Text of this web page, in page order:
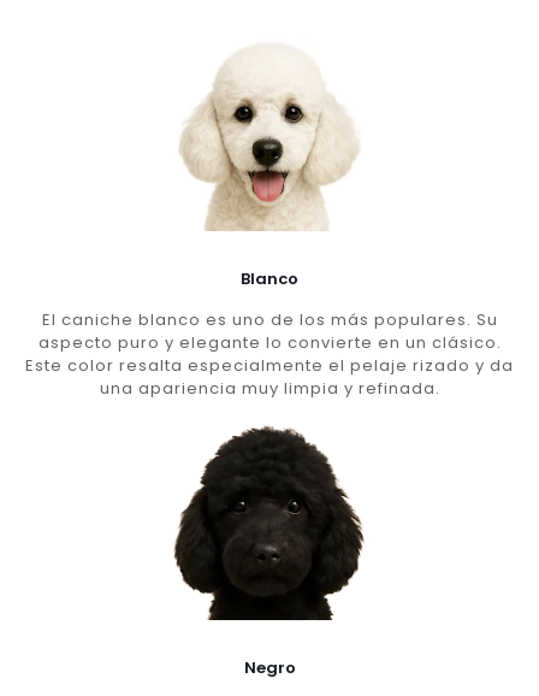
Blanco
El caniche blanco es uno de los más populares. Su
aspecto puro y elegante lo convierte en un clásico.
Este color resalta especialmente el pelaje rizado y da
una apariencia muy limpia y refinada.
Negro